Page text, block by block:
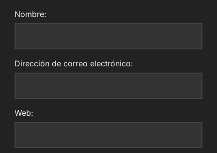
Nombre:
Dirección de correo electrónico:
Web: